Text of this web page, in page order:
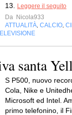
13.
Leggere il seguito
Da Nicola933
ATTUALITÀ CALCIO
santa
S P500, nuovo
Cola, Nike e
Microsoft ed Intel.
primo telefonino, il